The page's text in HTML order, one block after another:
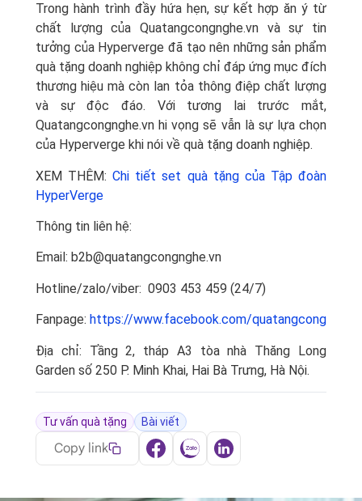
Trong hành trình đầy hứa hẹn, sự kết hợp ăn ý từ
chất lượng của Quatangcongnghe.vn và sự tin
tưởng của Hyperverge đã tạo nên những sản phẩm
quà tặng doanh nghiệp không chỉ đáp ứng mục đích
thương hiệu mà còn lan tỏa thông điệp chất lượng
và sự độc đáo. Với tương lai trước mắt,
Quatangcongnghe.vn hi vọng sẽ vẫn là sự lựa chọn
của Hyperverge khi nói về quà tặng doanh nghiệp.
XEM THÊM:Chi tiết set quà tặng của Tập đoàn
HyperVerge
Thông tin liên hệ:
Email: b2b@quatangcongnghe.vn
Hotline/zalo/viber: 0903 453 459 (24/7)
Fanpage: https://www.facebook.com/
Địa chỉ: Tầng 2, tháp A3 tòa nhà Thăng Long
Garden số 250 P. Minh Khai, Hai Bà Trưng, Hà Nội.
Tư vấn quà tặng Bài viết
Copy link